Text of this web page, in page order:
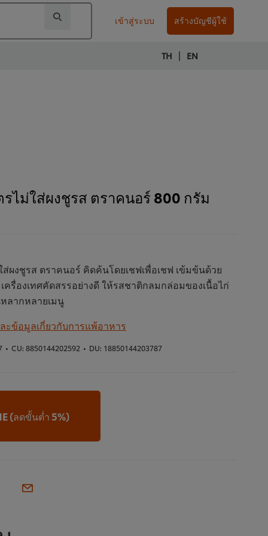
เข้าสู่ระบบ สร้างบัญชีผู้ใช้
TH | EN
รไม่ใส่ผงชูรส ตราคนอร์ 800 กรัม
ส่ผงชูรส ตราคนอร์ คิดค้นโดยเชฟเพื่อเชฟ เข้มข้นด้วย
ครื่องเทศคัดสรรอย่างดี ให้รสชาติกลมกล่อมของเนื้อไก่
ลากหลายเมนู
ะข้อมูลเกี่ยวกับการแพ้อาหาร
• CU: 8850144202592 • DU: 18850144203787
(ลดขั้นต่ำ 5%)